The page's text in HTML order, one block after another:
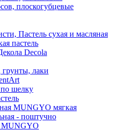
плоскогубцевые
Пастель сухая и масляная
пастель
Decola
лаки
шелку
MUNGYO мягкая
- поштучно
MUNGYO